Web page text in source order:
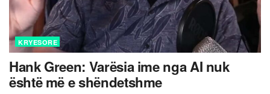
KRYESORE
Hank Green: Varësia ime nga AI nuk
është më e shëndetshme